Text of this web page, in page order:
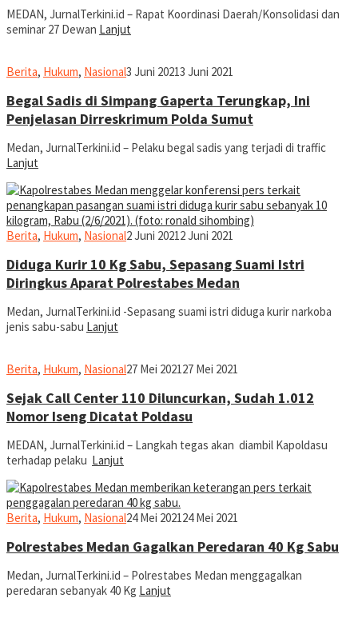
MEDAN, JurnalTerkini.id – Rapat Koordinasi Daerah/Konsolidasi dan
seminar 27 Dewan Lanjut
Berita, Hukum, NasionalRonald
3 Juni 20213 Juni 2021
Begal Sadis di Simpang Gaperta Terungkap, Ini
Penjelasan Dirreskrimum Polda Sumut
Medan, JurnalTerkini.id – Pelaku begal sadis yang terjadi di traffic
Lanjut
Berita, Hukum, NasionalRonald
2 Juni 20212 Juni 2021
Diduga Kurir 10 Kg Sabu, Sepasang Suami Istri
Diringkus Aparat Polrestabes Medan
Medan, JurnalTerkini.id -Sepasang suami istri diduga kurir narkoba
jenis sabu-sabu Lanjut
Berita, Hukum, NasionalRonald
27 Mei 202127 Mei 2021
Sejak Call Center 110 Diluncurkan, Sudah 1.012
Nomor Iseng Dicatat Poldasu
MEDAN, JurnalTerkini.id – Langkah tegas akan diambil Kapoldasu
terhadap pelaku Lanjut
Berita, Hukum, NasionalRonald
24 Mei 202124 Mei 2021
Polrestabes Medan Gagalkan Peredaran 40 Kg Sabu
Medan, JurnalTerkini.id – Polrestabes Medan menggagalkan
peredaran sebanyak 40 Kg Lanjut